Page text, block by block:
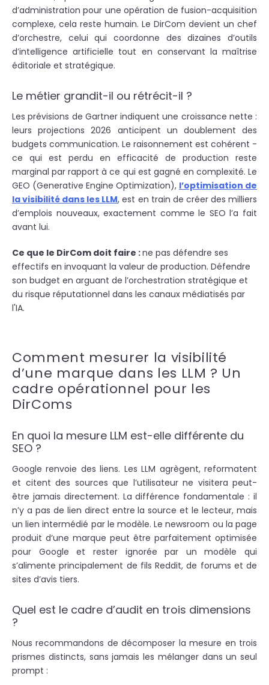
d’administration pour une opération de fusion-acquisition
complexe, cela reste humain. Le DirCom devient un chef
d’orchestre, celui qui coordonne des dizaines d’outils
d’intelligence artificielle tout en conservant la maîtrise
éditoriale et stratégique.
Le métier grandit-il ou rétrécit-il ?
Les prévisions de Gartner indiquent une croissance nette :
leurs projections 2026 anticipent un doublement des
budgets communication. Le raisonnement est cohérent -
ce qui est perdu en efficacité de production reste
marginal par rapport à ce qui est gagné en complexité. Le
GEO (Generative Engine Optimization), l’optimisation de
la visibilité dans les LLM, est en train de créer des milliers
d’emplois nouveaux, exactement comme le SEO l’a fait
avant lui.
Ce que le DirCom doit faire :ne pas défendre ses
effectifs en invoquant la valeur de production. Défendre
son budget en arguant de l’orchestration stratégique et
du risque réputationnel dans les canaux médiatisés par
l'IA.
Comment mesurer la visibilité
d’une marque dans les LLM ? Un
cadre opérationnel pour les
DirComs
En quoi la mesure LLM est-elle différente du
SEO ?
Google renvoie des liens. Les LLM agrègent, reformatent
et citent des sources que l’utilisateur ne visitera peut-
être jamais directement. La différence fondamentale : il
n’y a pas de lien direct entre la source et le lecteur, mais
un lien intermédié par le modèle. Le newsroom ou la page
produit d’une marque peut être parfaitement optimisée
pour Google et rester ignorée par un modèle qui
s’alimente principalement de fils Reddit, de forums et de
sites d’avis tiers.
Quel est le cadre d’audit en trois dimensions
?
Nous recommandons de décomposer la mesure en trois
prismes distincts, sans jamais les mélanger dans un seul
prompt :